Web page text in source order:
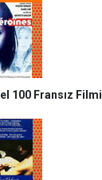
100 Fransız Filmi